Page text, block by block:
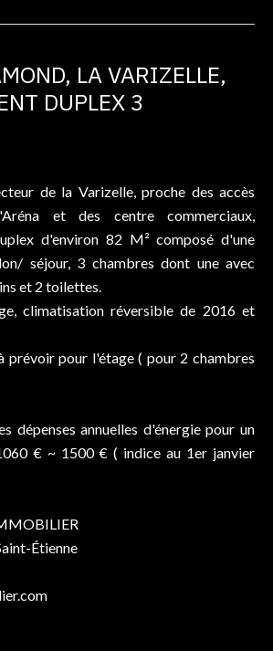
LA VARIZELLE,
DUPLEX 3
de la Varizelle, proche des accès
et des centre commerciaux,
d'environ 82 M² composé d'une
séjour, 3 chambres dont une avec
et 2 toilettes.
climatisation réversible de 2016 et
prévoir pour l'étage ( pour 2 chambres
dépenses annuelles d'énergie pour un
€ ~ 1500 € ( indice au 1er janvier
Étienne